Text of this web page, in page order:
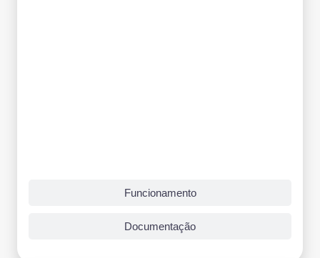
Funcionamento
Documentação